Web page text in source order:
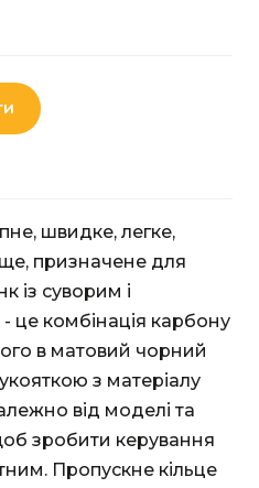
швидке, легке,
призначене для
із суворим і
комбінація карбону
в матовий чорний
з матеріалу
від моделі та
зробити керування
Пропускне кільце